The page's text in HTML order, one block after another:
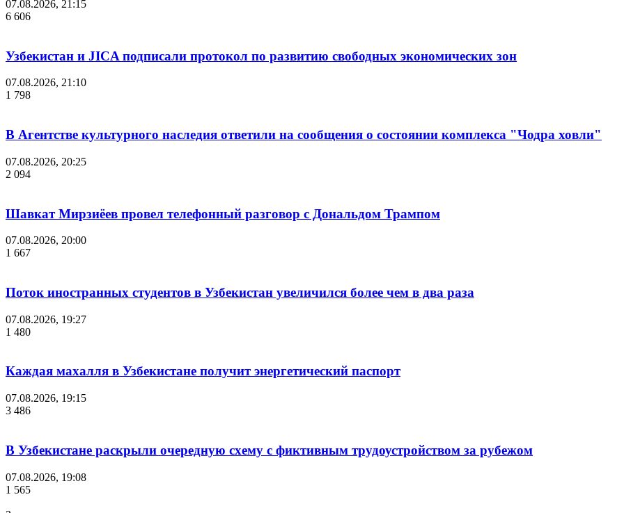
07.08.2026, 21:15
6 606
Узбекистан и JICA подписали протокол по развитию свободных экономических зон
07.08.2026, 21:10
1 798
В Агентстве культурного наследия ответили на сообщения о состоянии комплекса "Чодра ховли"
07.08.2026, 20:25
2 094
Шавкат Мирзиёев провел телефонный разговор с Дональдом Трампом
07.08.2026, 20:00
1 667
Поток иностранных студентов в Узбекистан увеличился более чем в два раза
07.08.2026, 19:27
1 480
Каждая махалля в Узбекистане получит энергетический паспорт
07.08.2026, 19:15
3 486
В Узбекистане раскрыли очередную схему с фиктивным трудоустройством за рубежом
07.08.2026, 19:08
1 565